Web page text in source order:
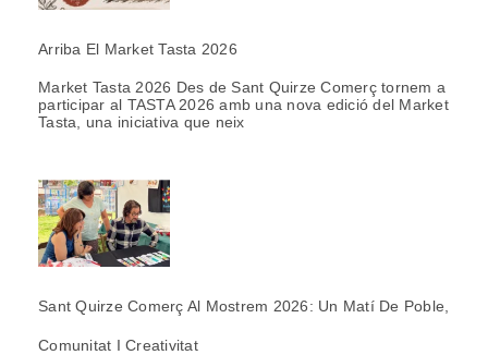
Arriba El Market Tasta 2026
Market Tasta 2026 Des de Sant Quirze Comerç tornem a
participar al TASTA 2026 amb una nova edició del Market
Tasta, una iniciativa que neix
Sant Quirze Comerç Al Mostrem 2026: Un Matí De Poble,
Comunitat I Creativitat